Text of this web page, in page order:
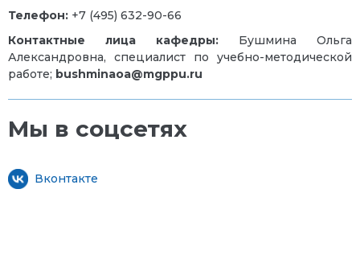
Телефон: +7 (495) 632-90-66
Контактные лица кафедры:
Бушмина
Ольга
Александровна, специалист по учебно-методической
работе; bushminaoa@mgppu.ru
Мы в соцсетях
Вконтакте